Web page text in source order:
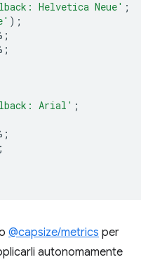
Helvetica Neue' ;
);
Arial' ;
@capsize/metrics per
autonomamente